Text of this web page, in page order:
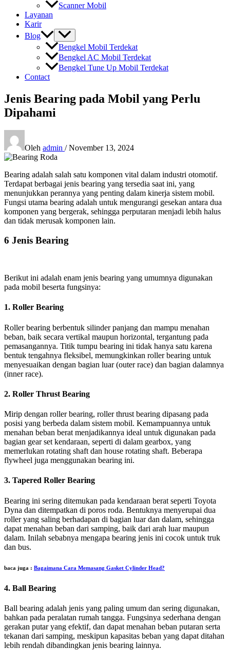
Scanner Mobil
Layanan
Karir
Blog
Bengkel Mobil Terdekat
Bengkel AC Mobil Terdekat
Bengkel Tune Up Mobil Terdekat
Contact
Jenis Bearing pada Mobil yang Perlu
Dipahami
Oleh admin /November 13, 2024
Bearing adalah salah satu komponen vital dalam industri otomotif.
Terdapat berbagai jenis bearing yang tersedia saat ini, yang
menunjukkan perannya yang penting dalam kinerja sistem mobil.
Fungsi utama bearing adalah untuk mengurangi gesekan antara dua
komponen yang bergerak, sehingga perputaran menjadi lebih halus
dan tidak merusak komponen lain.
6 Jenis Bearing
Berikut ini adalah enam jenis bearing yang umumnya digunakan
pada mobil beserta fungsinya:
1. Roller Bearing
Roller bearing berbentuk silinder panjang dan mampu menahan
beban, baik secara vertikal maupun horizontal, tergantung pada
pemasangannya. Titik tumpu bearing ini tidak hanya satu karena
bentuk tengahnya fleksibel, memungkinkan roller bearing untuk
menyesuaikan dengan bagian luar (outer race) dan bagian dalamnya
(inner race).
2. Roller Thrust Bearing
Mirip dengan roller bearing, roller thrust bearing dipasang pada
posisi yang berbeda dalam sistem mobil. Kemampuannya untuk
menahan beban berat menjadikannya ideal untuk digunakan pada
bagian gear set kendaraan, seperti di dalam gearbox, yang
memerlukan rotating shaft dan house rotating shaft. Beberapa
flywheel juga menggunakan bearing ini.
3. Tapered Roller Bearing
Bearing ini sering ditemukan pada kendaraan berat seperti Toyota
Dyna dan ditempatkan di poros roda. Bentuknya menyerupai dua
roller yang saling berhadapan di bagian luar dan dalam, sehingga
dapat menahan beban dari samping, baik dari arah luar maupun
dalam. Inilah sebabnya mengapa bearing jenis ini cocok untuk truk
dan bus.
baca juga : Bagaimana Cara Memasang Gasket Cylinder Head?
4. Ball Bearing
Ball bearing adalah jenis yang paling umum dan sering digunakan,
bahkan pada peralatan rumah tangga. Fungsinya sederhana dengan
gerakan putar yang efektif, dan dapat menahan beban putaran serta
tekanan dari samping, meskipun kapasitas beban yang dapat ditahan
lebih rendah dibandingkan jenis bearing lainnya.